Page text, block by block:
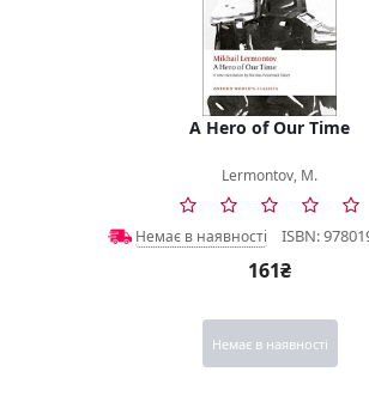
A Hero of Our Time
Lermontov, M.
Немає в наявності ISBN:
161₴
Немає в наявності